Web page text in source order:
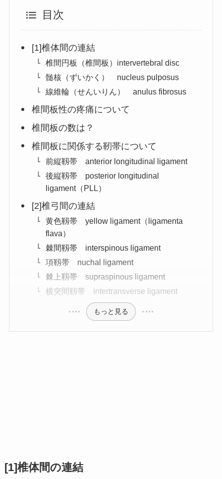
目次
[1]椎体間の連結
椎間円板（椎間板）intervertebral disc
髄核（ずいかく） nucleus pulposus
線維輪（せんいりん） anulus fibrosus
椎間板性の疼痛について
椎間板の数は？
椎間板に関係する靭帯について
前縦靱帯 anterior longitudinal ligament
後縦靱帯 posterior longitudinal
ligament（PLL）
[2]椎弓間の連結
黄色靱帯 yellow ligament（ligamenta
flava）
棘間靱帯 interspinous ligament
項靱帯 nuchal ligament
棘上靱帯 supraspinous ligament
横突間靱帯 intertransverse ligament
もっと見る
[1]椎体間の連結